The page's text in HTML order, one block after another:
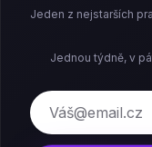
Jeden z nejstarších
Jednou týdně, v
E-mail